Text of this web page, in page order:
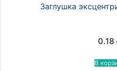
Заглушка
0.18
В